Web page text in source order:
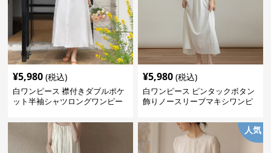
¥5,980 (税込)
白ワンピース 襟付きダブルポケ
ット半袖シャツロングワンピー
¥5,980 (税込)
白ワンピース ピンタックボタン
飾りノースリーブマキシワンピ
人気